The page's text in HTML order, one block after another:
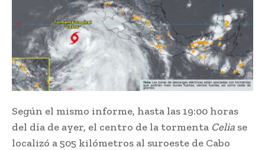
Según el mismo informe, hasta las 19:00 horas
del día de ayer, el centro de la tormenta Celia se
localizó a 505 kilómetros al suroeste de Cabo